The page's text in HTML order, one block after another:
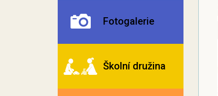
Fotogalerie
Školní družina